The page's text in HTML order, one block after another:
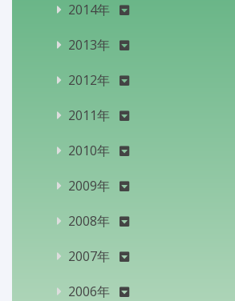
2014年
2013年
2012年
2011年
2010年
2009年
2008年
2007年
2006年